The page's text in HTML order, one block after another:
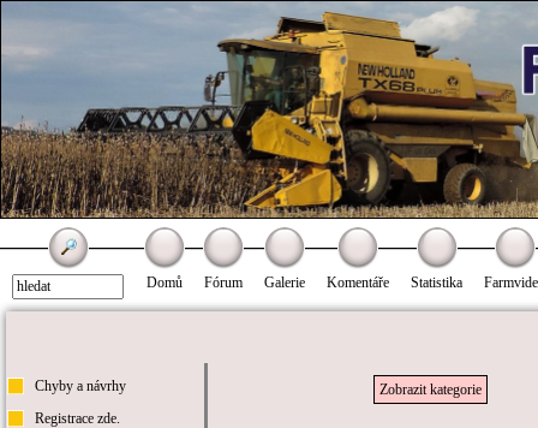
Domů Fórum Galerie Komentáře Statistika
Chyby a návrhy
Registrace zde.
Zobrazit kategorie